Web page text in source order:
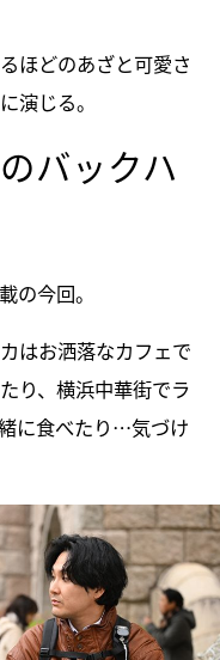
ほどのあざと可愛さ
演じる。
バックハ
の今回。
はお洒落なカフェで
り、横浜中華街でラ
に食べたり…気づけ